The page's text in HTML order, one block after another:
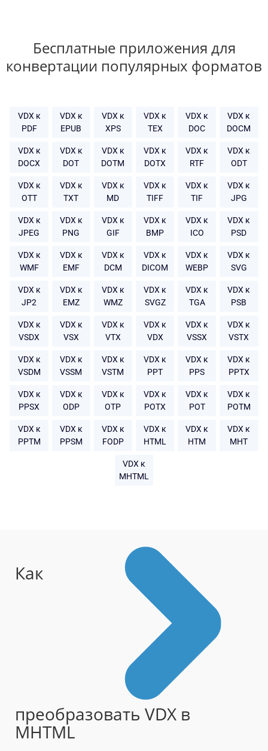
Бесплатные приложения для
конвертации популярных форматов
VDX к
PDF
VDX к
EPUB
VDX к
XPS
VDX к
TEX
VDX к
DOC
VDX к
DOCM
VDX к
DOCX
VDX к
DOT
VDX к
DOTM
VDX к
DOTX
VDX к
RTF
VDX к
ODT
VDX к
OTT
VDX к
TXT
VDX к
MD
VDX к
TIFF
VDX к
TIF
VDX к
JPG
VDX к
JPEG
VDX к
PNG
VDX к
GIF
VDX к
BMP
VDX к
ICO
VDX к
PSD
VDX к
WMF
VDX к
EMF
VDX к
DCM
VDX к
DICOM
VDX к
WEBP
VDX к
SVG
VDX к
JP2
VDX к
EMZ
VDX к
WMZ
VDX к
SVGZ
VDX к
TGA
VDX к
PSB
VDX к
VSDX
VDX к
VSX
VDX к
VTX
VDX к
VDX
VDX к
VSSX
VDX к
VSTX
VDX к
VSDM
VDX к
VSSM
VDX к
VSTM
VDX к
PPT
VDX к
PPS
VDX к
PPTX
VDX к
PPSX
VDX к
ODP
VDX к
OTP
VDX к
POTX
VDX к
POT
VDX к
POTM
VDX к
PPTM
VDX к
PPSM
VDX к
FODP
VDX к
HTML
VDX к
HTM
VDX к
MHT
VDX к
MHTML
Как
преобразовать VDX в
MHTML